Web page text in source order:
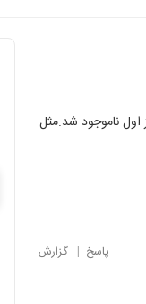
اول ناموجود شد.مثل
پاسخ | گزارش